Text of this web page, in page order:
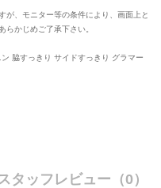
、モニター等の条件により、画面上と
らかじめご了承下さい。
脇すっきり サイドすっきり グラマー
スタッフレビュー （0）